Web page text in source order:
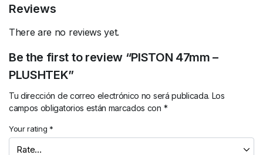
Reviews
There are no reviews yet.
Be the first to review “PISTON 47mm –
PLUSHTEK”
Tu dirección de correo electrónico no será publicada. Los
campos obligatorios están marcados con *
Your rating *